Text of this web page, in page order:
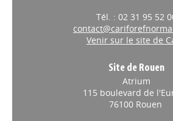
Tél. : 02 31 95 52
Venir sur le site de
Site de Rouen
Atrium
115 boulevard de
76100 Rouen